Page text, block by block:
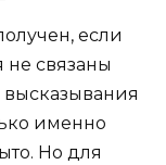
если
не связаны
именно
Но для